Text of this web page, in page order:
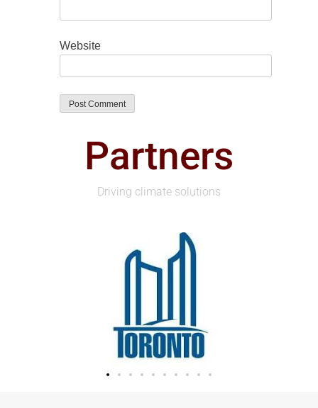
Website
Partners
Driving climate solutions